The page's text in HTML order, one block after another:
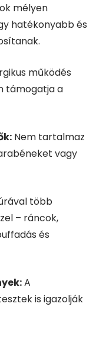
mélyen
hatékonyabb és
működés
támogatja a
Nem tartalmaz
vagy
több
– ráncok,
és
A
is igazolják